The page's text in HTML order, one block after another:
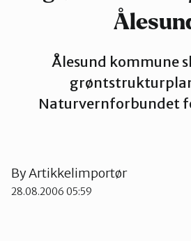
Molde
Rauma
Ålesund kommune
Naturvernforbundet
ByArtikkelimportør
28.08.2006 05:59